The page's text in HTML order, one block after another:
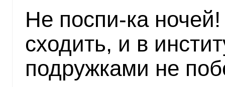
Не поспи-ка
сходить, и в
подружками не